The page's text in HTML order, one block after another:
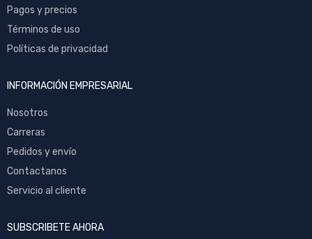
Pagos y precios
Términos de uso
Políticas de privacidad
INFORMACIÓN EMPRESARIAL
Nosotros
Carreras
Pedidos y envío
Contactanos
Servicio al cliente
SUBSCRIBETE AHORA